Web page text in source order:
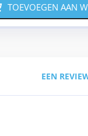
TOEVOEGEN AAN
EEN